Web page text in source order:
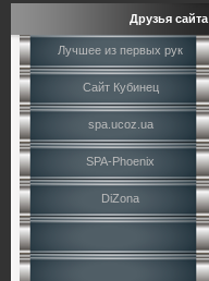
Друзья сайта
Лучшее из первых рук
Сайт Кубинец
spa.ucoz.ua
SPA-Phoenix
DiZona